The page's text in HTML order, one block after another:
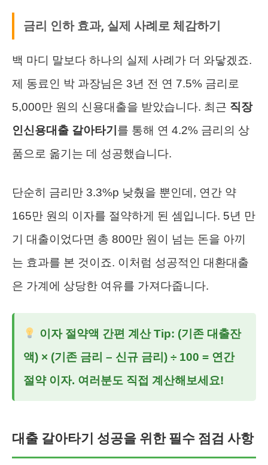
금리 인하 효과, 실제 사례로 체감하기
백 마디 말보다 하나의 실제 사례가 더 와닿겠죠.
제 동료인 박 과장님은 3년 전 연 7.5% 금리로
5,000만 원의 신용대출을 받았습니다. 최근 직장
인신용대출 갈아타기 를 통해 연 4.2% 금리의 상
품으로 옮기는 데 성공했습니다.
단순히 금리만 3.3%p 낮췄을 뿐인데, 연간 약
165만 원의 이자를 절약하게 된 셈입니다. 5년 만
기 대출이었다면 총 800만 원이 넘는 돈을 아끼
는 효과를 본 것이죠. 이처럼 성공적인 대환대출
은 가계에 상당한 여유를 가져다줍니다.
이자 절약액 간편 계산 Tip: (기존 대출잔
액) × (기존 금리 – 신규 금리) ÷ 100 = 연간
절약 이자. 여러분도 직접 계산해보세요!
대출 갈아타기 성공을 위한 필수 점검 사항